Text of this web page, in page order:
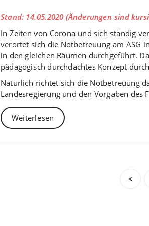
Stand: 14.05.2020 (Änderungen sind
In Zeiten von Corona und sich ständig
verortet sich die Notbetreuung am ASG
in den gleichen Räumen durchgeführt.
pädagogisch durchdachtes Konzept
Natürlich richtet sich die Notbetreuung
Landesregierung und den Vorgaben des
Weiterlesen